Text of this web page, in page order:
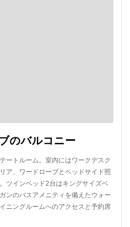
のバルコニー
ートルーム。室内にはワークデスク
ア、ワードローブとベッドサイド照
ツインベッド2台はキングサイズベ
ンのバスアメニティを備えたウォー
ニングルームへのアクセスと予約席